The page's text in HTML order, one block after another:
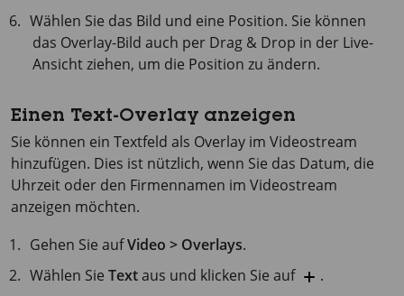
Wählen Sie das Bild und eine Position. Sie können
das Overlay-Bild auch per Drag & Drop in der Live-
Ansicht ziehen, um die Position zu ändern.
Einen Text-Overlay anzeigen
Sie können ein Textfeld als Overlay im Videostream
hinzufügen. Dies ist nützlich, wenn Sie das Datum, die
Uhrzeit oder den Firmennamen im Videostream
anzeigen möchten.
Gehen Sie aufVideo > Overlays.
Wählen SieTextaus und klicken Sie auf
.